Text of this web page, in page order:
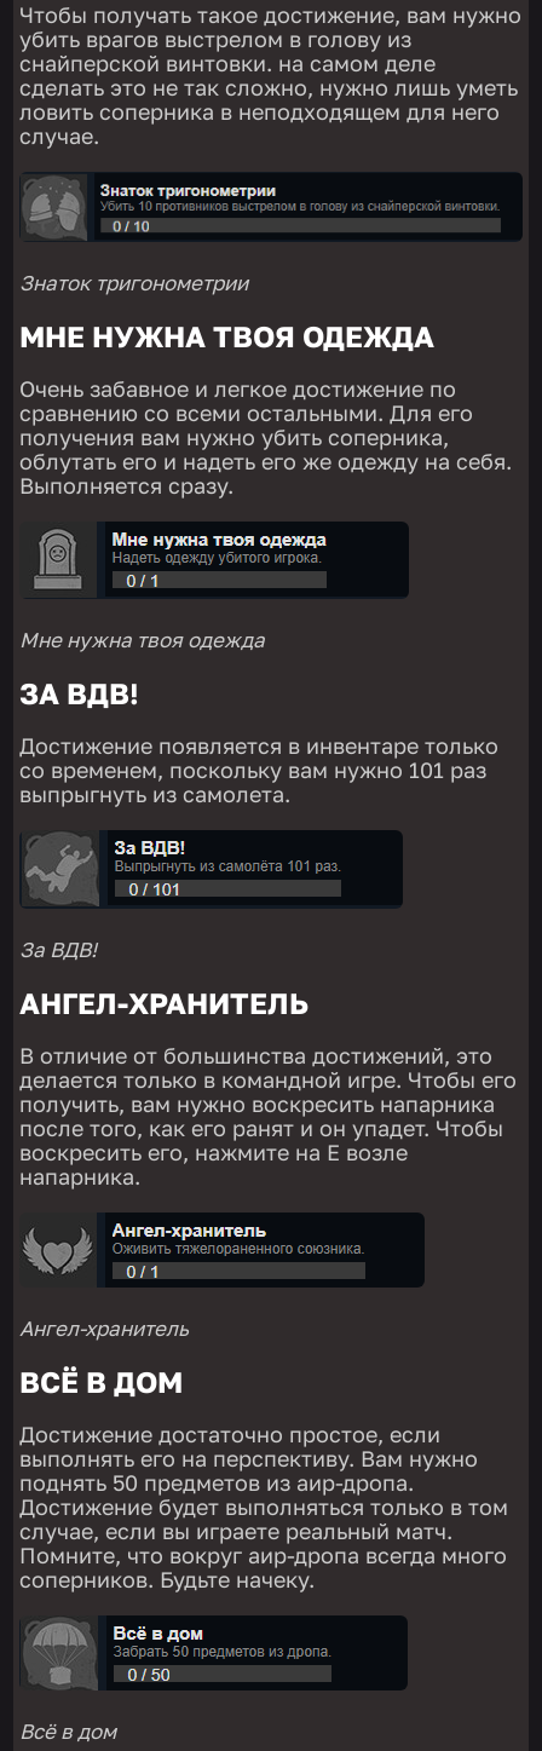
Чтобы получать такое достижение, вам нужно
убить врагов выстрелом в голову из
снайперской винтовки. на самом деле
сделать это не так сложно, нужно лишь уметь
ловить соперника в неподходящем для него
случае.
Знаток тригонометрии
МНЕ НУЖНА ТВОЯ ОДЕЖДА
Очень забавное и легкое достижение по
сравнению со всеми остальными. Для его
получения вам нужно убить соперника,
облутать его и надеть его же одежду на себя.
Выполняется сразу.
Мне нужна твоя одежда
ЗА ВДВ!
Достижение появляется в инвентаре только
со временем, поскольку вам нужно 101 раз
выпрыгнуть из самолета.
За ВДВ!
АНГЕЛ-ХРАНИТЕЛЬ
В отличие от большинства достижений, это
делается только в командной игре. Чтобы его
получить, вам нужно воскресить напарника
после того, как его ранят и он упадет. Чтобы
воскресить его, нажмите на E возле
напарника.
Ангел-хранитель
ВСЁ В ДОМ
Достижение достаточно простое, если
выполнять его на перспективу. Вам нужно
поднять 50 предметов из аир-дропа.
Достижение будет выполняться только в том
случае, если вы играете реальный матч.
Помните, что вокруг аир-дропа всегда много
соперников. Будьте начеку.
Всё в дом